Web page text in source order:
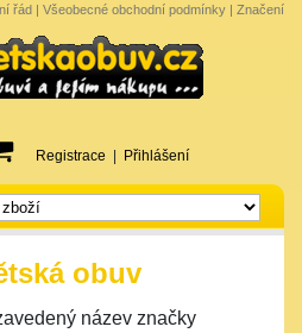
řád | Všeobecné obchodní podmínky | Značení
Registrace Přihlášení
obuv
název značky